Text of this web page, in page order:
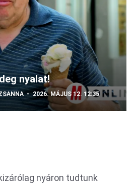
nyalat!
2026. MÁJUS 12. 12:35
nyáron tudtunk